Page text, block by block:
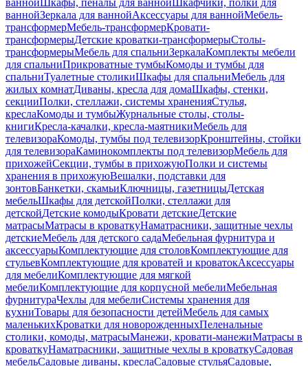
ваннойШкафы, пеналы для ваннойШкафчики, полки для
ваннойЗеркала для ваннойАксессуары для ваннойМебель-
трансформерМебель-трансформерКровати-
трансформерыДетские кроватки-трансформерыСтолы-
трансформерыМебель для спальниЗеркалаКомплекты мебели
для спальниПрикроватные тумбыКомоды и тумбы для
спальниТуалетные столикиШкафы для спальниМебель для
жилых комнатДиваны, кресла для домаШкафы, стенки,
секцииПолки, стеллажи, системы храненияСтулья,
креслаКомоды и тумбыЖурнальные столы, столы-
книгиКресла-качалки, кресла-маятникиМебель для
телевизораКомоды, тумбы под телевизорКронштейны, стойки
для телевизораКаминокомплекты под телевизорМебель для
прихожейСекции, тумбы в прихожуюПолки и системы
хранения в прихожуюВешалки, подставки для
зонтовБанкетки, скамьиКлючницы, газетницыДетская
мебельШкафы для детскойПолки, стеллажи для
детскойДетские комодыКровати детскиеДетские
матрасыМатрасы в кроваткуНаматрасники, защитные чехлы
детскиеМебель для детского садаМебельная фурнитура и
аксессуарыКомплектующие для столовКомплектующие для
стульевКомплектующие для кроватей и кроватокАксессуары
для мебелиКомплектующие для мягкой
мебелиКомплектующие для корпусной мебелиМебельная
фурнитураЧехлы для мебелиСистемы хранения для
кухниТовары для безопасности детейМебель для самых
маленькихКроватки для новорожденныхПеленальные
столики, комоды, матрасыМанежи, кровати-манежиМатрасы в
кроваткуНаматрасники, защитные чехлы в кроваткуСадовая
мебельСадовые диваны, креслаСадовые стульяСадовые,